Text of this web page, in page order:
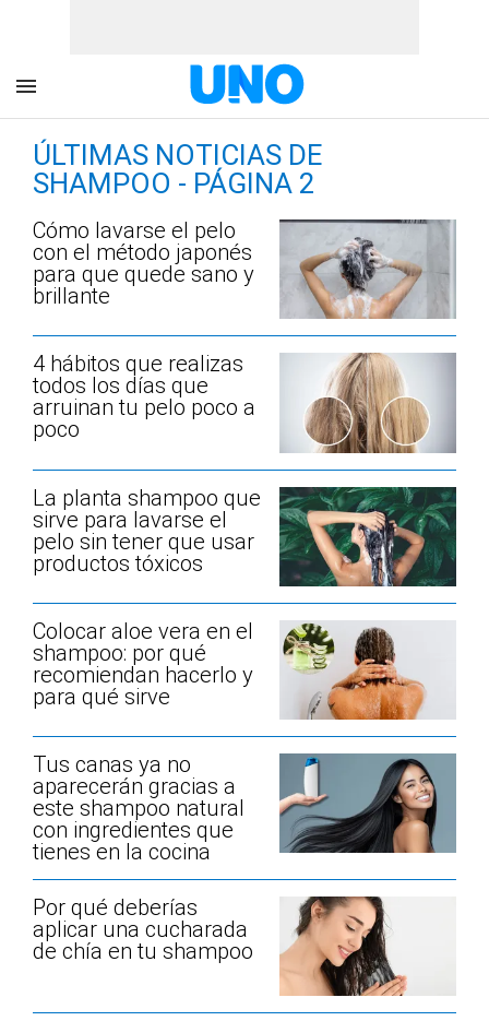
ÚLTIMAS NOTICIAS DE
SHAMPOO - PÁGINA 2
Cómo lavarse el pelo
con el método japonés
para que quede sano y
brillante
4 hábitos que realizas
todos los días que
arruinan tu pelo poco a
poco
La planta shampoo que
sirve para lavarse el
pelo sin tener que usar
productos tóxicos
Colocar aloe vera en el
shampoo: por qué
recomiendan hacerlo y
para qué sirve
Tus canas ya no
aparecerán gracias a
este shampoo natural
con ingredientes que
tienes en la cocina
Por qué deberías
aplicar una cucharada
de chía en tu shampoo